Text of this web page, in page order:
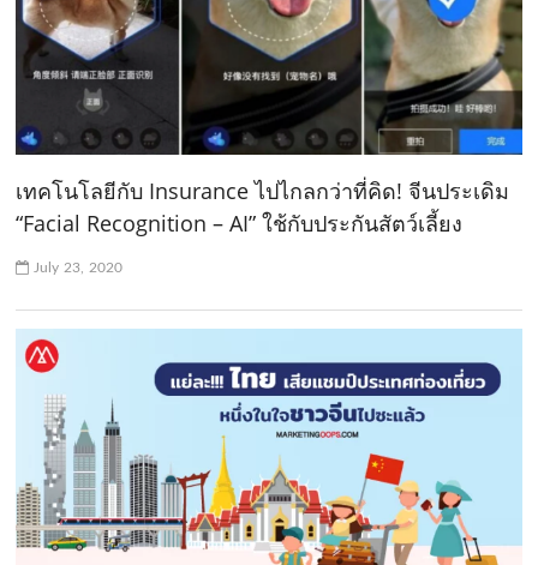
เทคโนโลยีกับ Insurance ไปไกลกว่าที่คิด! จีนประเดิม
“Facial Recognition – AI” ใช้กับประกันสัตว์เลี้ยง
July 23, 2020